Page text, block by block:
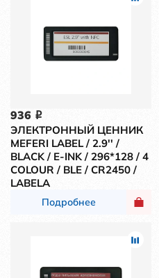
936 i
ЭЛЕКТРОННЫЙ ЦЕННИК
MEFERI LABEL / 2.9'' /
BLACK / E-INK / 296*128 / 4
COLOUR / BLE / CR2450 /
LABELA
Подробнее